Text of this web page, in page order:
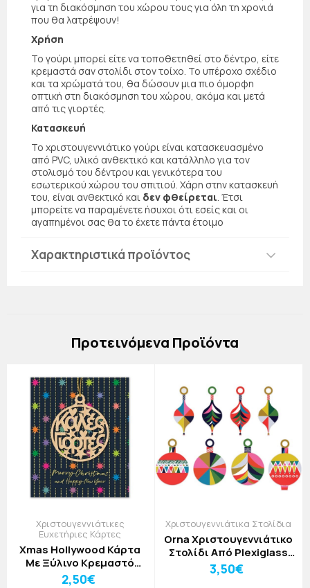
για τη διακόσμηση του χώρου τους για όλη τη χρονιά
που θα λατρέψουν!
Χρήση
Το γούρι μπορεί είτε να τοποθετηθεί στο δέντρο, είτε
κρεμαστά σαν στολίδι στον τοίχο. Το υπέροχο σχέδιο
και τα χρώματά του, θα δώσουν μια πιο όμορφη
οπτική στη διακόσμηση του χώρου, ακόμα και μετά
από τις γιορτές.
Κατασκευή
Το χριστουγεννιάτικο γούρι είναι κατασκευασμένο
από PVC, υλικό ανθεκτικό και κατάλληλο για τον
στολισμό του δέντρου και γενικότερα του
εσωτερικού χώρου του σπιτιού. Χάρη στην κατασκευή
του, είναι ανθεκτικό και δεν φθείρεται . Έτσι
μπορείτε να παραμένετε ήσυχοι ότι εσείς και οι
αγαπημένοι σας θα το έχετε πάντα έτοιμο
Χαρακτηριστικά προϊόντος
Πρoτεινόμενα Προϊόντα
Χριστουγεννιάτικες
Ευχετήριες Κάρτες
Xmas Hollywood Κάρτα
Mε Ξύλινο Κρεμαστό
Στολίδι Καλές Γιορτές
2,50€
Χριστουγεννιάτικα Στολίδια
Orna Χριστουγεννιάτικο
Στολίδι Από Plexiglass
9x13cm Πέρδικα 2
3,50€